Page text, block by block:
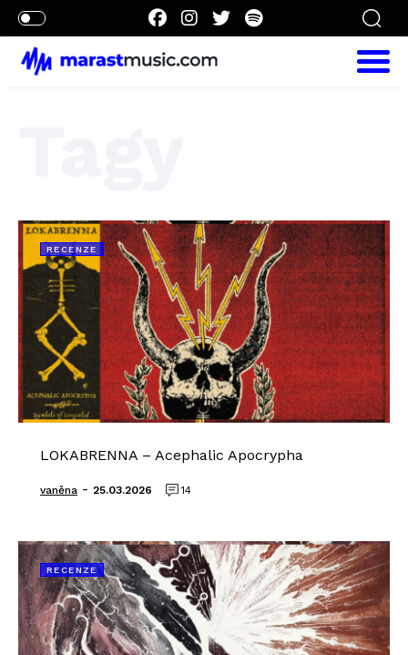
RECENZE
LOKABRENNA – Acephalic Apocrypha
vaněna - 25.03.2026 14
RECENZE